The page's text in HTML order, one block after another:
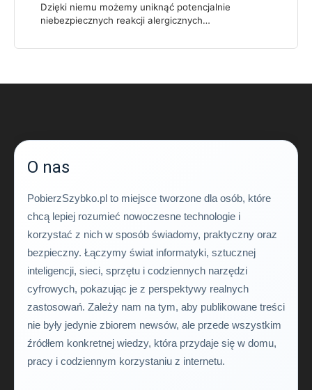
Dzięki niemu możemy uniknąć potencjalnie
niebezpiecznych reakcji alergicznych…
O nas
PobierzSzybko.pl to miejsce tworzone dla osób, które
chcą lepiej rozumieć nowoczesne technologie i
korzystać z nich w sposób świadomy, praktyczny oraz
bezpieczny. Łączymy świat informatyki, sztucznej
inteligencji, sieci, sprzętu i codziennych narzędzi
cyfrowych, pokazując je z perspektywy realnych
zastosowań. Zależy nam na tym, aby publikowane treści
nie były jedynie zbiorem newsów, ale przede wszystkim
źródłem konkretnej wiedzy, która przydaje się w domu,
pracy i codziennym korzystaniu z internetu.